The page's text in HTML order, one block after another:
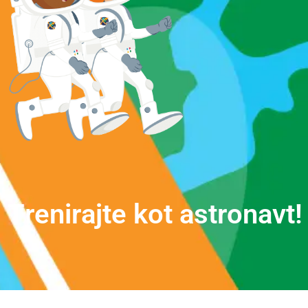
Trenirajte kot astronavt!